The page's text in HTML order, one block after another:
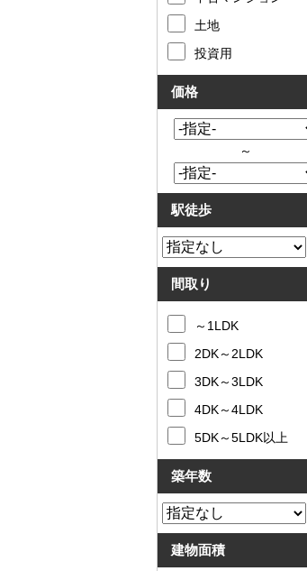
土地
投資用
価格
～
駅徒歩
間取り
～1LDK
2DK～2LDK
3DK～3LDK
4DK～4LDK
5DK～5LDK以上
築年数
建物面積